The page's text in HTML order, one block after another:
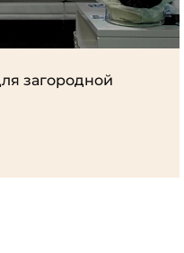
загородной